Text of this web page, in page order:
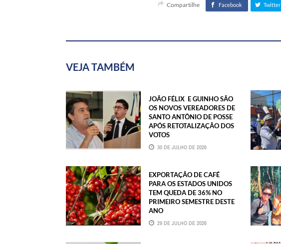
Compartilhe Facebook Twitter
VEJA TAMBÉM
JOÃO FÉLIX E GUINHO SÃO
OS NOVOS VEREADORES DE
SANTO ANTÔNIO DE POSSE
APÓS RETOTALIZAÇÃO DOS
VOTOS
30 DE JULHO DE 2026
EXPORTAÇÃO DE CAFÉ
PARA OS ESTADOS UNIDOS
TEM QUEDA DE 36% NO
PRIMEIRO SEMESTRE DESTE
ANO
29 DE JULHO DE 2026